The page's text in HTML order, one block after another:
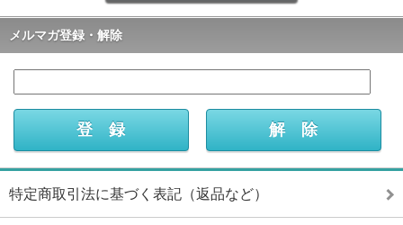
メルマガ登録・解除
特定商取引法に基づく表記（返品など）